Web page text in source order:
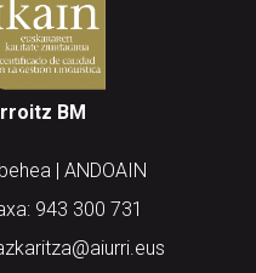
BM
| ANDOAIN
943 300 731